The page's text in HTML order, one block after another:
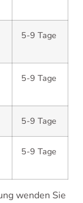
5-9 Tage
5-9 Tage
5-9 Tage
5-9 Tage
wenden Sie